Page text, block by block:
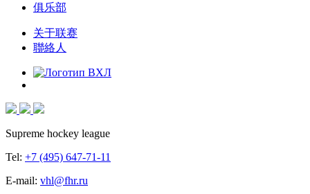
俱乐部
关于联赛
聯絡人
Supreme hockey league
Tel: +7 (495) 647-71-11
E-mail: vhl@fhr.ru